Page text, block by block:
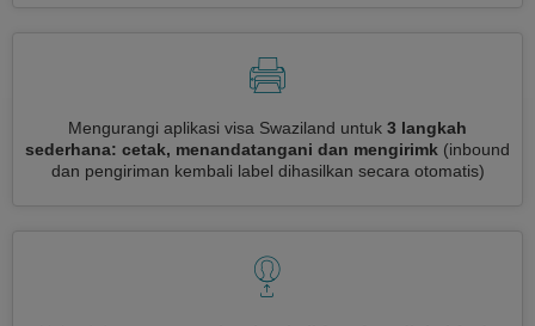
Mengurangi aplikasi visa Swaziland untuk 3 langkah
sederhana: cetak, menandatangani dan mengirimk (inbound
dan pengiriman kembali label dihasilkan secara otomatis)